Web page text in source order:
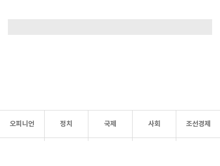
오피니언 정치 국제 사회 조선경제